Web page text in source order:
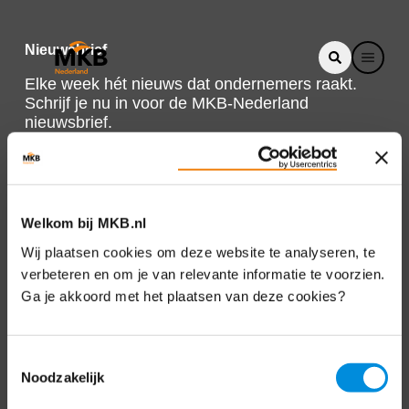
Welkom bij MKB.nl
Wij plaatsen cookies om deze website te analyseren, te
verbeteren en om je van relevante informatie te voorzien.
Ga je akkoord met het plaatsen van deze cookies?
Noodzakelijk
Nieuwsbrief
Elke week hét nieuws dat ondernemers raakt.
Schrijf je nu in voor de MKB-Nederland
nieuwsbrief.
Direct naar
Over ons
Bezuidenhoutseweg 12